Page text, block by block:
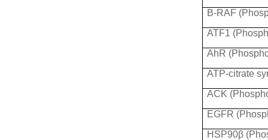
B-RAF
ATF1
AhR
ATP-citrate
ACK
EGFR
HSP90β